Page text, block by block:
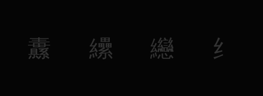
纛 纝 纞 纟